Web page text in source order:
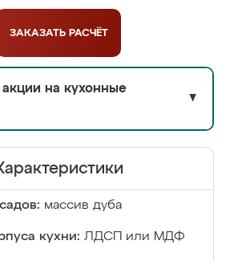
ЗАКАЗАТЬ РАСЧЁТ
акции на кухонные
▼
массив дуба
кухни: ЛДСП или МДФ